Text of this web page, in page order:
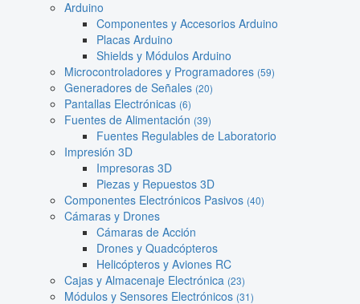
Arduino
Componentes y Accesorios Arduino
Placas Arduino
Shields y Módulos Arduino
Microcontroladores y Programadores (59)
Generadores de Señales (20)
Pantallas Electrónicas (6)
Fuentes de Alimentación (39)
Fuentes Regulables de Laboratorio
Impresión 3D
Impresoras 3D
Piezas y Repuestos 3D
Componentes Electrónicos Pasivos (40)
Cámaras y Drones
Cámaras de Acción
Drones y Quadcópteros
Helicópteros y Aviones RC
Cajas y Almacenaje Electrónica (23)
Módulos y Sensores Electrónicos (31)